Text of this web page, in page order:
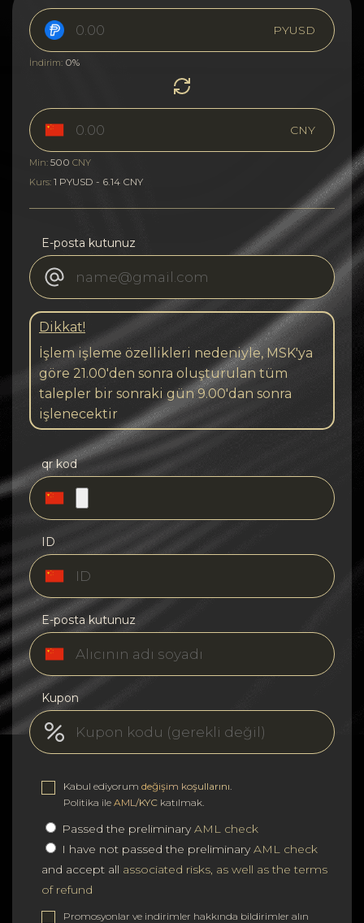
PYUSD
İndirim: 0%
CNY
Min: 500 CNY
Kurs: 1 PYUSD - 6.14 CNY
E-posta kutunuz
Dikkat!
İşlem işleme özellikleri nedeniyle, MSK'ya
göre 21.00'den sonra oluşturulan tüm
talepler bir sonraki gün 9.00'dan sonra
işlenecektir
qr kod
ID
E-posta kutunuz
Kupon
Kabul ediyorum değişim koşullarını
Politika ile AML/KYC katılmak.
Passed the preliminaryAML check
I have not passed the preliminaryAML check
and accept all associated risks, as well as the terms
of refund
Promosyonlar ve indirimler hakkında bildirimler alın